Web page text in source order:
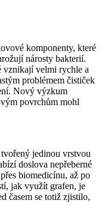
komponenty, které
nárosty bakterií.
velmi rychle a
problémem čističek
Nový výzkum
povrchům mohl
jedinou vrstvou
doslova nepřeberné
biomedicínu, až po
jak využít grafen, je
časem se totiž zjistilo,